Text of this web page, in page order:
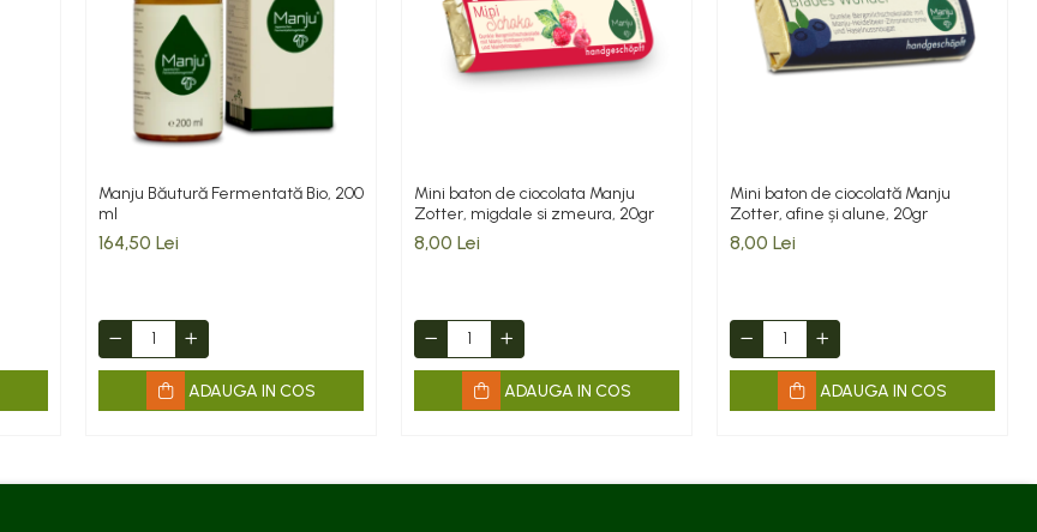
Manju Băutură Fermentată Bio, 200
ml
164,50 Lei
ADAUGA IN COS
Mini baton de ciocolata Manju
Zotter, migdale si zmeura, 20gr
8,00 Lei
ADAUGA IN COS
Mini baton de ciocolată Manju
Zotter, afine și alune, 20gr
8,00 Lei
ADAUGA IN COS